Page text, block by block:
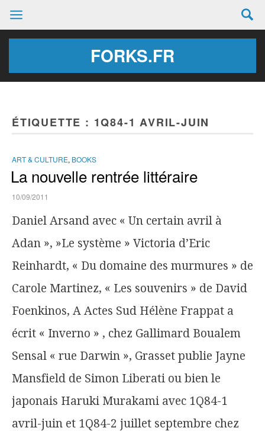
FORKS.FR
ÉTIQUETTE : 1Q84-1 AVRIL-JUIN
ART & CULTURE, BOOKS
La nouvelle rentrée littéraire
10/09/2011
Daniel Arsand avec « Un certain avril à
Adan », »Le système » Victoria d’Eric
Reinhardt, « Du domaine des murmures » de
Carole Martinez, « Les souvenirs » de David
Foenkinos, A Actes Sud Hélène Frappat a
écrit « Inverno » , chez Gallimard Boualem
Sensal « rue Darwin », Grasset publie Jayne
Mansfield de Simon Liberati ou bien le
japonais Haruki Murakami avec 1Q84-1
avril-juin et 1Q84-2 juillet septembre chez